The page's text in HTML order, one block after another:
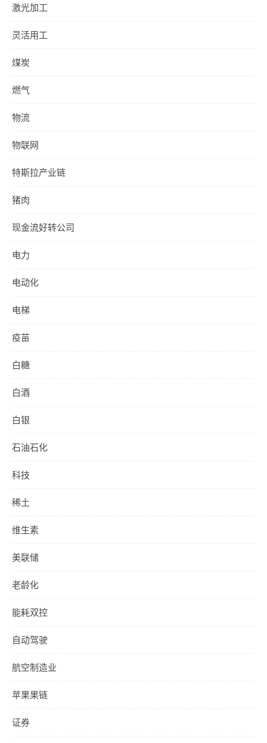
激光加工
灵活用工
煤炭
燃气
物流
物联网
特斯拉产业链
猪肉
现金流好转公司
电力
电动化
电梯
疫苗
白糖
白酒
白银
石油石化
科技
稀土
维生素
美联储
老龄化
能耗双控
自动驾驶
航空制造业
苹果果链
证券